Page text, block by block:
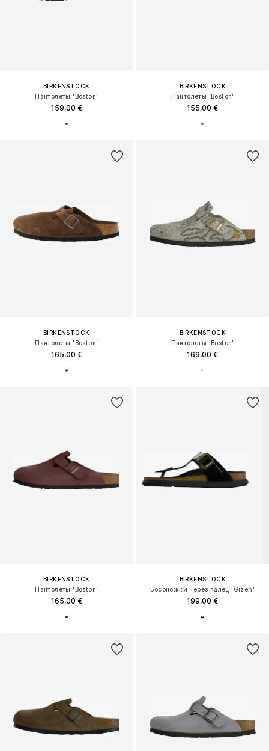
BIRKENSTOCK
Пантолеты 'Boston'
159,00 €
BIRKENSTOCK
Пантолеты 'Boston'
155,00 €
BIRKENSTOCK
Пантолеты 'Boston'
165,00 €
BIRKENSTOCK
Пантолеты 'Boston'
169,00 €
BIRKENSTOCK
Пантолеты 'Boston'
165,00 €
BIRKENSTOCK
Босоножки через палец 'Gizeh'
199,00 €